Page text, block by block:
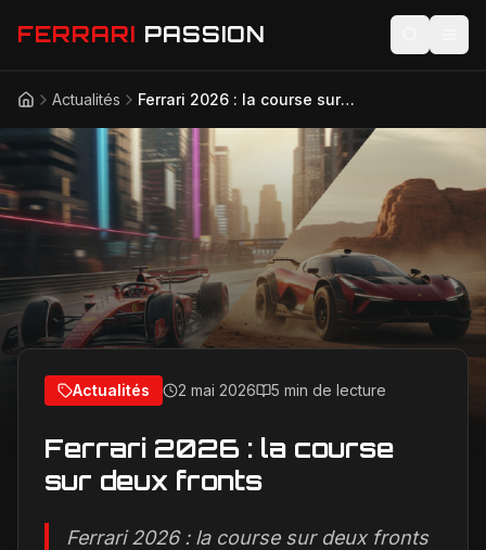
FERRARI PASSION
Actualités
Modèles
Compétition
Technologie
Lifestyle
AccueilActualités Ferrari 2026 : la course sur deux fronts
Actualités 2 mai 2026 5 min de lecture
Ferrari 2026 : la course
sur deux fronts
Ferrari 2026 : la course sur deux fronts